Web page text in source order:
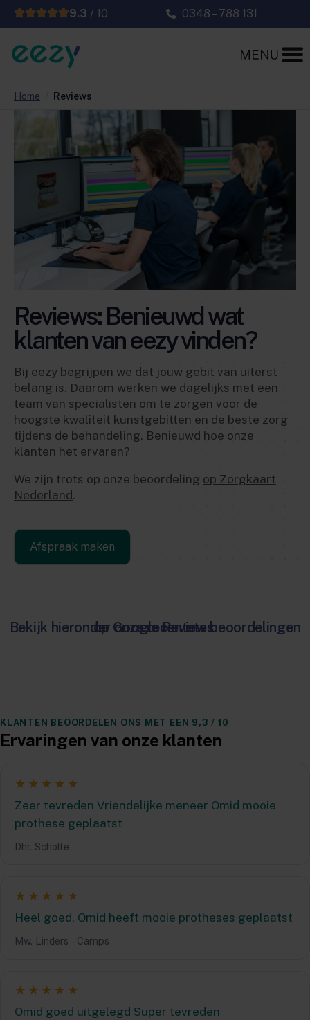
9.3 / 10 0348 – 788 131
Home Reviews
Reviews: Benieuwd wat
klanten van eezy vinden?
Bij eezy begrijpen we dat jouw gebit van uiterst
belang is. Daarom werken we dagelijks met een
team van specialisten om te zorgen voor de
hoogste kwaliteit kunstgebitten en de beste zorg
tijdens de behandeling. Benieuwd hoe onze
klanten het ervaren?
We zijn trots op onze beoordeling op Zorgkaart
Nederland.
Afspraak maken
Bekijk hieronder onze recentste beoordelingen op Google Reviews.
KLANTEN BEOORDELEN ONS MET EEN 9,3 / 10
Ervaringen van onze klanten
★★★★★
Zeer tevreden Vriendelijke meneer Omid mooie
prothese geplaatst
Dhr. Scholte
★★★★★
Heel goed, Omid heeft mooie protheses geplaatst
Mw. Linders – Camps
★★★★★
Omid goed uitgelegd Super tevreden